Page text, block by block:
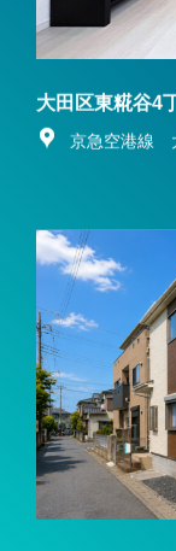
大田区東糀谷4
京急空港線